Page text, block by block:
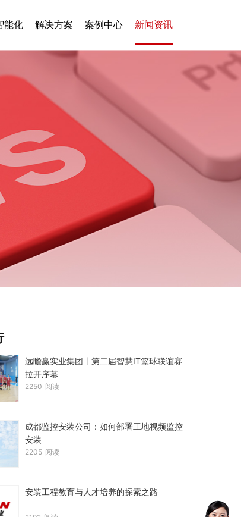
能化 解决方案 案例中心 新闻资讯
远瞻赢实业集团丨第二届智慧IT篮球联谊赛
拉开序幕
2250 阅读
成都监控安装公司：如何部署工地视频监控
安装
2205 阅读
安装工程教育与人才培养的探索之路